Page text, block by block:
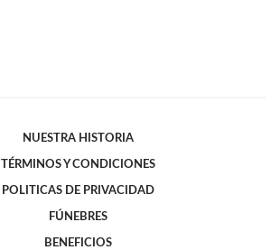
NUESTRA HISTORIA
TÉRMINOS Y CONDICIONES
POLITICAS DE PRIVACIDAD
FÚNEBRES
BENEFICIOS